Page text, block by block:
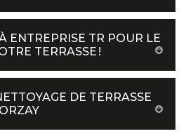
ENTREPRISE TR POUR LE
TERRASSE !
DE TERRASSE